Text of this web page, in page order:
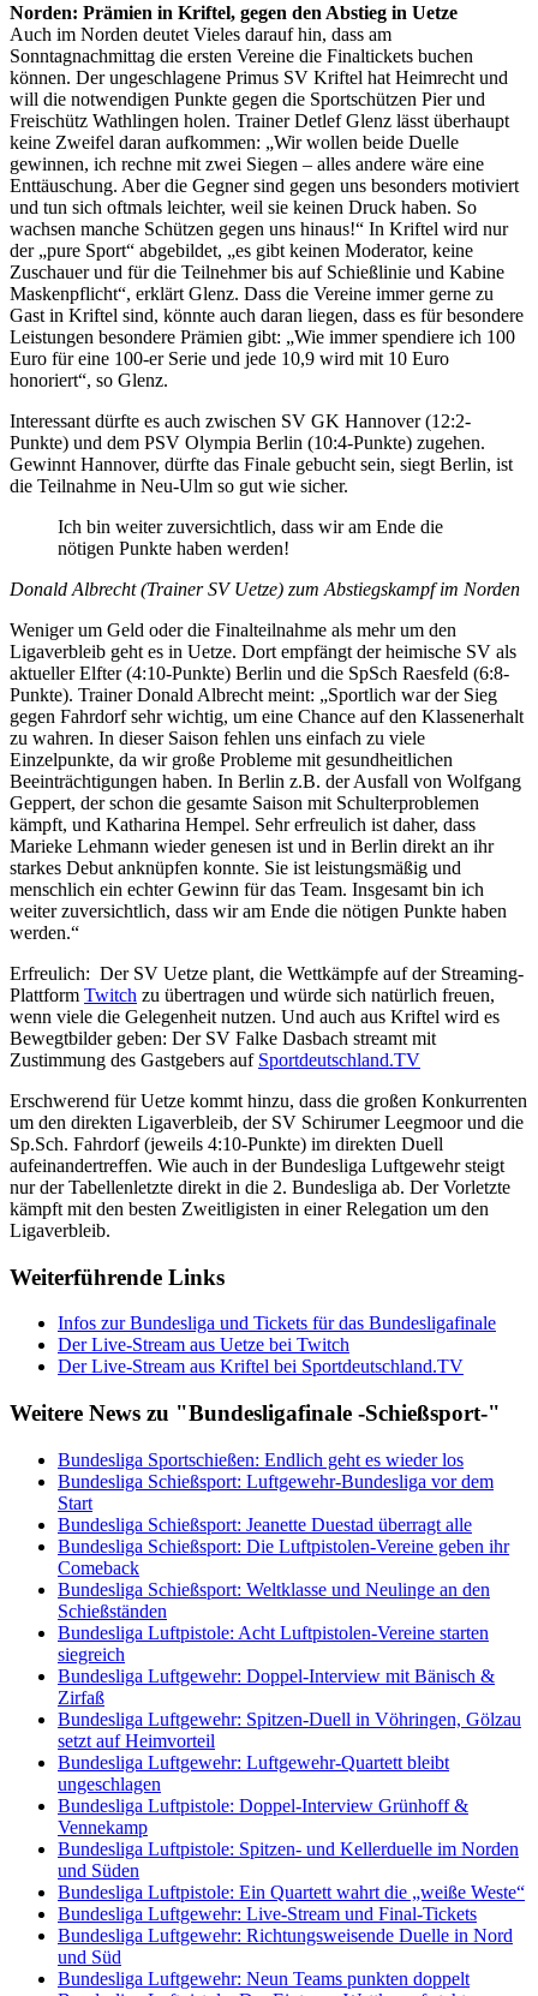
Norden: Prämien in Kriftel, gegen den Abstieg in Uetze
Auch im Norden deutet Vieles darauf hin, dass am
Sonntagnachmittag die ersten Vereine die Finaltickets buchen
können. Der ungeschlagene Primus SV Kriftel hat Heimrecht und
will die notwendigen Punkte gegen die Sportschützen Pier und
Freischütz Wathlingen holen. Trainer Detlef Glenz lässt überhaupt
keine Zweifel daran aufkommen: „Wir wollen beide Duelle
gewinnen, ich rechne mit zwei Siegen – alles andere wäre eine
Enttäuschung. Aber die Gegner sind gegen uns besonders motiviert
und tun sich oftmals leichter, weil sie keinen Druck haben. So
wachsen manche Schützen gegen uns hinaus!“ In Kriftel wird nur
der „pure Sport“ abgebildet, „es gibt keinen Moderator, keine
Zuschauer und für die Teilnehmer bis auf Schießlinie und Kabine
Maskenpflicht“, erklärt Glenz. Dass die Vereine immer gerne zu
Gast in Kriftel sind, könnte auch daran liegen, dass es für besondere
Leistungen besondere Prämien gibt: „Wie immer spendiere ich 100
Euro für eine 100-er Serie und jede 10,9 wird mit 10 Euro
honoriert“, so Glenz.
Interessant dürfte es auch zwischen SV GK Hannover (12:2-
Punkte) und dem PSV Olympia Berlin (10:4-Punkte) zugehen.
Gewinnt Hannover, dürfte das Finale gebucht sein, siegt Berlin, ist
die Teilnahme in Neu-Ulm so gut wie sicher.
Ich bin weiter zuversichtlich, dass wir am Ende die
nötigen Punkte haben werden!
Donald Albrecht (Trainer SV Uetze) zum Abstiegskampf im Norden
Weniger um Geld oder die Finalteilnahme als mehr um den
Ligaverbleib geht es in Uetze. Dort empfängt der heimische SV als
aktueller Elfter (4:10-Punkte) Berlin und die SpSch Raesfeld (6:8-
Punkte). Trainer Donald Albrecht meint: „Sportlich war der Sieg
gegen Fahrdorf sehr wichtig, um eine Chance auf den Klassenerhalt
zu wahren. In dieser Saison fehlen uns einfach zu viele
Einzelpunkte, da wir große Probleme mit gesundheitlichen
Beeinträchtigungen haben. In Berlin z.B. der Ausfall von Wolfgang
Geppert, der schon die gesamte Saison mit Schulterproblemen
kämpft, und Katharina Hempel. Sehr erfreulich ist daher, dass
Marieke Lehmann wieder genesen ist und in Berlin direkt an ihr
starkes Debut anknüpfen konnte. Sie ist leistungsmäßig und
menschlich ein echter Gewinn für das Team. Insgesamt bin ich
weiter zuversichtlich, dass wir am Ende die nötigen Punkte haben
werden.“
Erfreulich: Der SV Uetze plant, die Wettkämpfe auf der Streaming-
Plattform Twitch zu übertragen und würde sich natürlich freuen,
wenn viele die Gelegenheit nutzen. Und auch aus Kriftel wird es
Bewegtbilder geben: Der SV Falke Dasbach streamt mit
Zustimmung des Gastgebers auf Sportdeutschland.TV
Erschwerend für Uetze kommt hinzu, dass die großen Konkurrenten
um den direkten Ligaverbleib, der SV Schirumer Leegmoor und die
Sp.Sch. Fahrdorf (jeweils 4:10-Punkte) im direkten Duell
aufeinandertreffen. Wie auch in der Bundesliga Luftgewehr steigt
nur der Tabellenletzte direkt in die 2. Bundesliga ab. Der Vorletzte
kämpft mit den besten Zweitligisten in einer Relegation um den
Ligaverbleib.
Weiterführende Links
Infos zur Bundesliga und Tickets für das Bundesligafinale
Der Live-Stream aus Uetze bei Twitch
Der Live-Stream aus Kriftel bei Sportdeutschland.TV
Weitere News zu "Bundesligafinale -Schießsport-"
Bundesliga Sportschießen: Endlich geht es wieder los
Bundesliga Schießsport: Luftgewehr-Bundesliga vor dem
Start
Bundesliga Schießsport: Jeanette Duestad überragt alle
Bundesliga Schießsport: Die Luftpistolen-Vereine geben ihr
Comeback
Bundesliga Schießsport: Weltklasse und Neulinge an den
Schießständen
Bundesliga Luftpistole: Acht Luftpistolen-Vereine starten
siegreich
Bundesliga Luftgewehr: Doppel-Interview mit Bänisch &
Zirfaß
Bundesliga Luftgewehr: Spitzen-Duell in Vöhringen, Gölzau
setzt auf Heimvorteil
Bundesliga Luftgewehr: Luftgewehr-Quartett bleibt
ungeschlagen
Bundesliga Luftpistole: Doppel-Interview Grünhoff &
Vennekamp
Bundesliga Luftpistole: Spitzen- und Kellerduelle im Norden
und Süden
Bundesliga Luftpistole: Ein Quartett wahrt die „weiße Weste“
Bundesliga Luftgewehr: Live-Stream und Final-Tickets
Bundesliga Luftgewehr: Richtungsweisende Duelle in Nord
und Süd
Bundesliga Luftgewehr: Neun Teams punkten doppelt